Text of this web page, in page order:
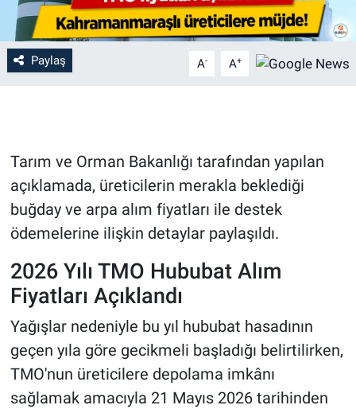
Paylaş A- A+
Tarım ve Orman Bakanlığı tarafından yapılan
açıklamada, üreticilerin merakla beklediği
buğday ve arpa alım fiyatları ile destek
ödemelerine ilişkin detaylar paylaşıldı.
2026 Yılı TMO Hububat Alım
Fiyatları Açıklandı
Yağışlar nedeniyle bu yıl hububat hasadının
geçen yıla göre gecikmeli başladığı belirtilirken,
TMO'nun üreticilere depolama imkânı
sağlamak amacıyla 21 Mayıs 2026 tarihinden